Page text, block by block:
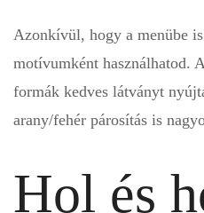
Azonkívül, hogy a menübe
motívumként használhatod.
formák kedves látványt
arany/fehér párosítás is
Hol és